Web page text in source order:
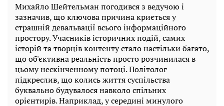
Михайло Шейтельман погодився з ведучою і
зазначив, що ключова причина криється у
страшній девальвації всього інформаційного
простору. Учасників історичних подій, самих
історій та творців контенту стало настільки багато,
що об'єктивна реальність просто розчинилася в
цьому нескінченному потоці. Політолог
підкреслив, що колись життя суспільства
буквально будувалося навколо спільних
орієнтирів. Наприклад, у середині минулого